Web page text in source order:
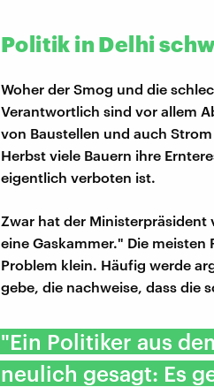
Politik in Delhi
Woher der Smog und die
Verantwortlich sind vor allem
von Baustellen und auch
Herbst viele Bauern ihre
eigentlich verboten ist.
Zwar hat der Ministerpräsident
eine Gaskammer." Die
Problem klein. Häufig werde
gebe, die nachweise, dass die
"Ein Politiker aus
neulich gesagt: Es